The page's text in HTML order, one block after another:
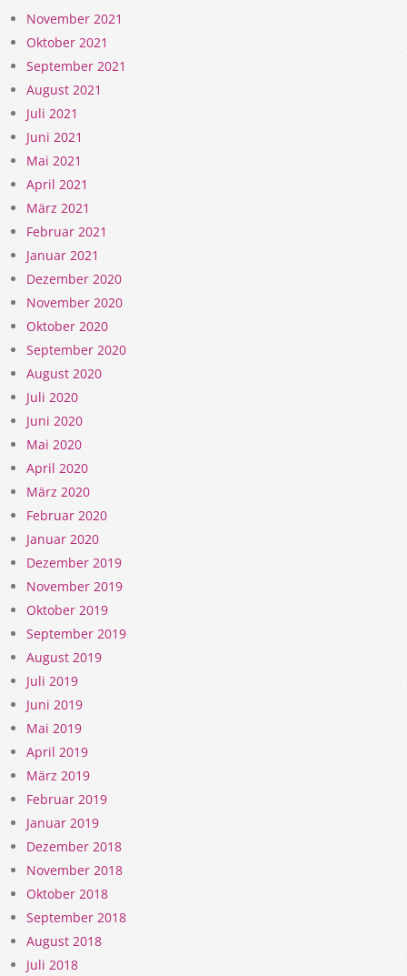
November 2021
Oktober 2021
September 2021
August 2021
Juli 2021
Juni 2021
Mai 2021
April 2021
März 2021
Februar 2021
Januar 2021
Dezember 2020
November 2020
Oktober 2020
September 2020
August 2020
Juli 2020
Juni 2020
Mai 2020
April 2020
März 2020
Februar 2020
Januar 2020
Dezember 2019
November 2019
Oktober 2019
September 2019
August 2019
Juli 2019
Juni 2019
Mai 2019
April 2019
März 2019
Februar 2019
Januar 2019
Dezember 2018
November 2018
Oktober 2018
September 2018
August 2018
Juli 2018